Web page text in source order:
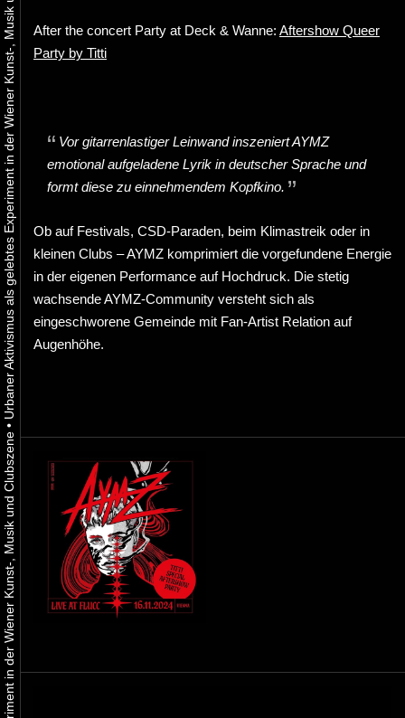
•
Urbaner Aktivismus als gelebtes Experiment in der Wiener Kunst-, Musik und Clubszene After the concert Party at Deck & Wanne: Aftershow Queer
Party by Titti
Vor gitarrenlastiger Leinwand inszeniert AYMZ
emotional aufgeladene Lyrik in deutscher Sprache und
formt diese zu einnehmendem Kopfkino.
Ob auf Festivals, CSD-Paraden, beim Klimastreik oder in
kleinen Clubs – AYMZ komprimiert die vorgefundene Energie
in der eigenen Performance auf Hochdruck. Die stetig
wachsende AYMZ-Community versteht sich als
eingeschworene Gemeinde mit Fan-Artist Relation auf
Augenhöhe.